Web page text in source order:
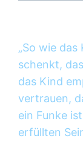
„So wie
schenkt,
das Kind
vertrauen,
ein Funke
erfüllten